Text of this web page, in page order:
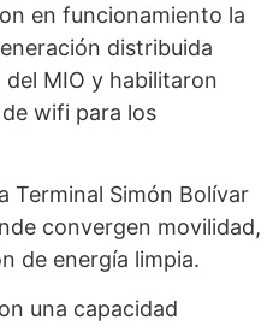
en funcionamiento la
distribuida
MIO y habilitaron
wifi para los
Terminal Simón Bolívar
convergen movilidad,
de energía limpia.
una capacidad